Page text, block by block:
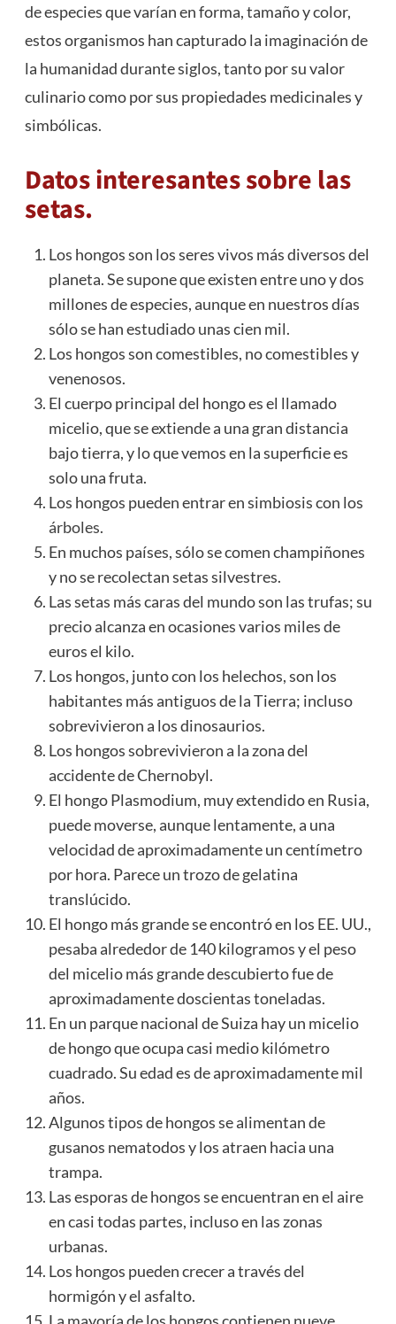
de especies que varían en forma, tamaño y color,
estos organismos han capturado la imaginación de
la humanidad durante siglos, tanto por su valor
culinario como por sus propiedades medicinales y
simbólicas.
Datos interesantes sobre las
setas.
Los hongos son los seres vivos más diversos del
planeta. Se supone que existen entre uno y dos
millones de especies, aunque en nuestros días
sólo se han estudiado unas cien mil.
Los hongos son comestibles, no comestibles y
venenosos.
El cuerpo principal del hongo es el llamado
micelio, que se extiende a una gran distancia
bajo tierra, y lo que vemos en la superficie es
solo una fruta.
Los hongos pueden entrar en simbiosis con los
árboles.
En muchos países, sólo se comen champiñones
y no se recolectan setas silvestres.
Las setas más caras del mundo son las trufas; su
precio alcanza en ocasiones varios miles de
euros el kilo.
Los hongos, junto con los helechos, son los
habitantes más antiguos de la Tierra; incluso
sobrevivieron a los dinosaurios.
Los hongos sobrevivieron a la zona del
accidente de Chernobyl.
El hongo Plasmodium, muy extendido en Rusia,
puede moverse, aunque lentamente, a una
velocidad de aproximadamente un centímetro
por hora. Parece un trozo de gelatina
translúcido.
El hongo más grande se encontró en los EE. UU.,
pesaba alrededor de 140 kilogramos y el peso
del micelio más grande descubierto fue de
aproximadamente doscientas toneladas.
En un parque nacional de Suiza hay un micelio
de hongo que ocupa casi medio kilómetro
cuadrado. Su edad es de aproximadamente mil
años.
Algunos tipos de hongos se alimentan de
gusanos nematodos y los atraen hacia una
trampa.
Las esporas de hongos se encuentran en el aire
en casi todas partes, incluso en las zonas
urbanas.
Los hongos pueden crecer a través del
hormigón y el asfalto.